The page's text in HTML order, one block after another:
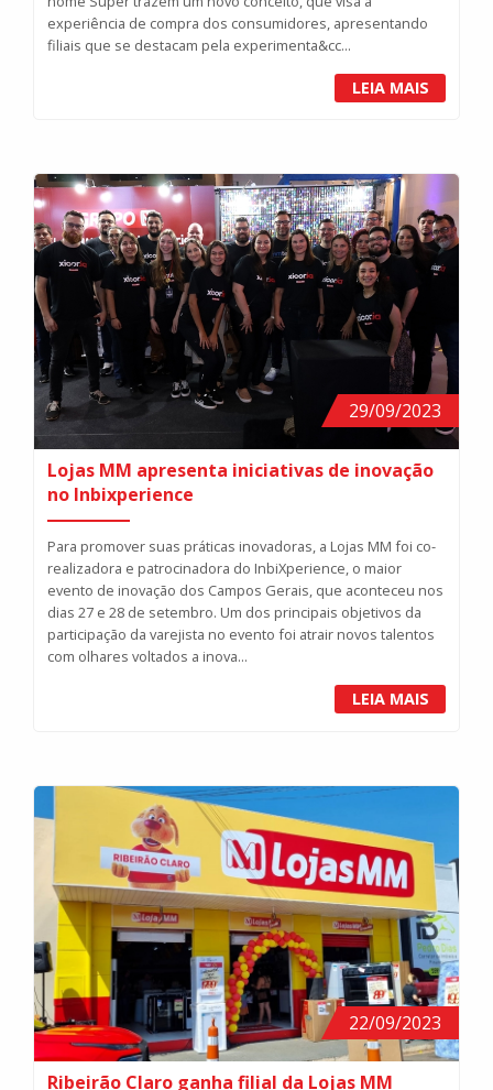
experiência de compra dos consumidores, apresentando
filiais que se destacam pela experimenta&cc...
LEIA MAIS
29/09/2023
Lojas MM apresenta iniciativas de inovação
no Inbixperience
Para promover suas práticas inovadoras, a Lojas MM foi co-
realizadora e patrocinadora do InbiXperience, o maior
evento de inovação dos Campos Gerais, que aconteceu nos
dias 27 e 28 de setembro. Um dos principais objetivos da
participação da varejista no evento foi atrair novos talentos
com olhares voltados a inova...
LEIA MAIS
22/09/2023
Ribeirão Claro ganha filial da Lojas MM